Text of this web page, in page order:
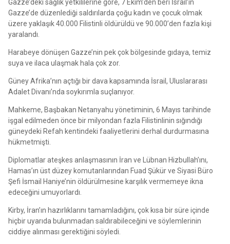
Gazze’deki sağlık yetkililerine göre, 7 Ekim’den beri İsrail’in
Gazze’de düzenlediği saldırılarda çoğu kadın ve çocuk olmak
üzere yaklaşık 40.000 Filistinli öldürüldü ve 90.000’den fazla kişi
yaralandı.
Harabeye dönüşen Gazze’nin pek çok bölgesinde gıdaya, temiz
suya ve ilaca ulaşmak hala çok zor.
Güney Afrika’nın açtığı bir dava kapsamında İsrail, Uluslararası
Adalet Divanı’nda soykırımla suçlanıyor.
Mahkeme, Başbakan Netanyahu yönetiminin, 6 Mayıs tarihinde
işgal edilmeden önce bir milyondan fazla Filistinlinin sığındığı
güneydeki Refah kentindeki faaliyetlerini derhal durdurmasına
hükmetmişti.
Diplomatlar ateşkes anlaşmasının İran ve Lübnan Hizbullah’ını,
Hamas’ın üst düzey komutanlarından Fuad Şükür ve Siyasi Büro
Şefi İsmail Haniye’nin öldürülmesine karşılık vermemeye ikna
edeceğini umuyorlardı.
Kirby, İran’ın hazırlıklarını tamamladığını, çok kısa bir süre içinde
hiçbir uyarıda bulunmadan saldırabileceğini ve söylemlerinin
ciddiye alınması gerektiğini söyledi.